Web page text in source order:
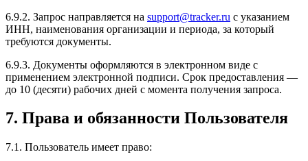
6.9.2. Запрос направляется на support@tracker.ru с указанием
ИНН, наименования организации и периода, за который
требуются документы.
6.9.3. Документы оформляются в электронном виде с
применением электронной подписи. Срок предоставления —
до 10 (десяти) рабочих дней с момента получения запроса.
7. Права и обязанности Пользователя
7.1. Пользователь имеет право: